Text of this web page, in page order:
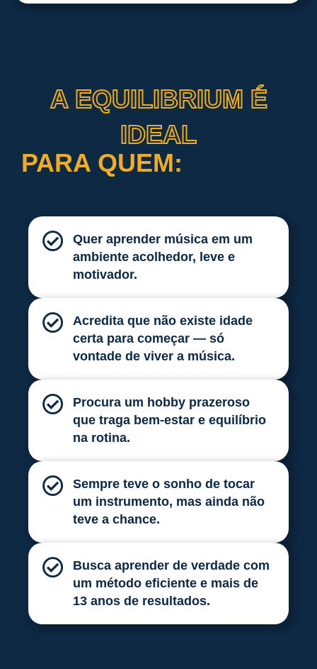
A EQUILIBRIUM É
IDEAL
PARA QUEM:
Quer aprender música em um
ambiente acolhedor, leve e
motivador.
Acredita que não existe idade
certa para começar — só
vontade de viver a música.
Procura um hobby prazeroso
que traga bem-estar e equilíbrio
na rotina.
Sempre teve o sonho de tocar
um instrumento, mas ainda não
teve a chance.
Busca aprender de verdade com
um método eficiente e mais de
13 anos de resultados.